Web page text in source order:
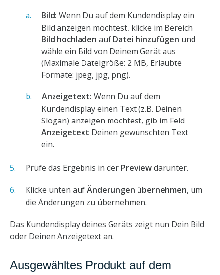
Bild: Wenn Du auf dem Kundendisplay ein
Bild anzeigen möchtest, klicke im Bereich
Bild hochladen auf Datei hinzufügen und
wähle ein Bild von Deinem Gerät aus
(Maximale Dateigröße: 2 MB, Erlaubte
Formate: jpeg, jpg, png).
Anzeigetext: Wenn Du auf dem
Kundendisplay einen Text (z.B. Deinen
Slogan) anzeigen möchtest, gib im Feld
Anzeigetext Deinen gewünschten Text
ein.
Prüfe das Ergebnis in der Previewdarunter.
Klicke unten aufÄnderungen übernehmen, um
die Änderungen zu übernehmen.
Das Kundendisplay deines Geräts zeigt nun Dein Bild
oder Deinen Anzeigetext an.
Ausgewähltes Produkt auf dem